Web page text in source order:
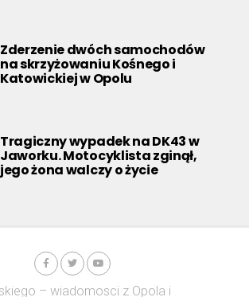
Zderzenie dwóch samochodów
na skrzyżowaniu Kośnego i
Katowickiej w Opolu
Tragiczny wypadek na DK43 w
Jaworku. Motocyklista zginął,
jego żona walczy o życie